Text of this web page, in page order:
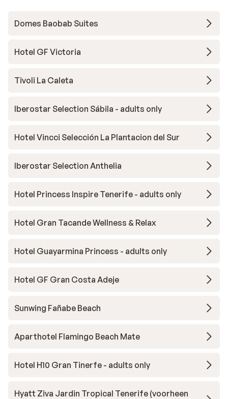
Domes Baobab Suites
Hotel GF Victoria
Tivoli La Caleta
Iberostar Selection Sábila - adults only
Hotel Vincci Selección La Plantacion del Sur
Iberostar Selection Anthelia
Hotel Princess Inspire Tenerife - adults only
Hotel Gran Tacande Wellness & Relax
Hotel Guayarmina Princess - adults only
Hotel GF Gran Costa Adeje
Sunwing Fañabe Beach
Aparthotel Flamingo Beach Mate
Hotel H10 Gran Tinerfe - adults only
Hyatt Ziva Jardin Tropical Tenerife (voorheen